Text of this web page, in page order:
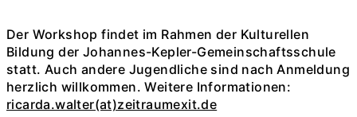
Der Workshop findet im Rahmen der Kulturellen
Bildung der Johannes-Kepler-Gemeinschaftsschule
statt. Auch andere Jugendliche sind nach Anmeldung
herzlich willkommen. Weitere Informationen:
ricarda.walter(at)zeitraumexit.de